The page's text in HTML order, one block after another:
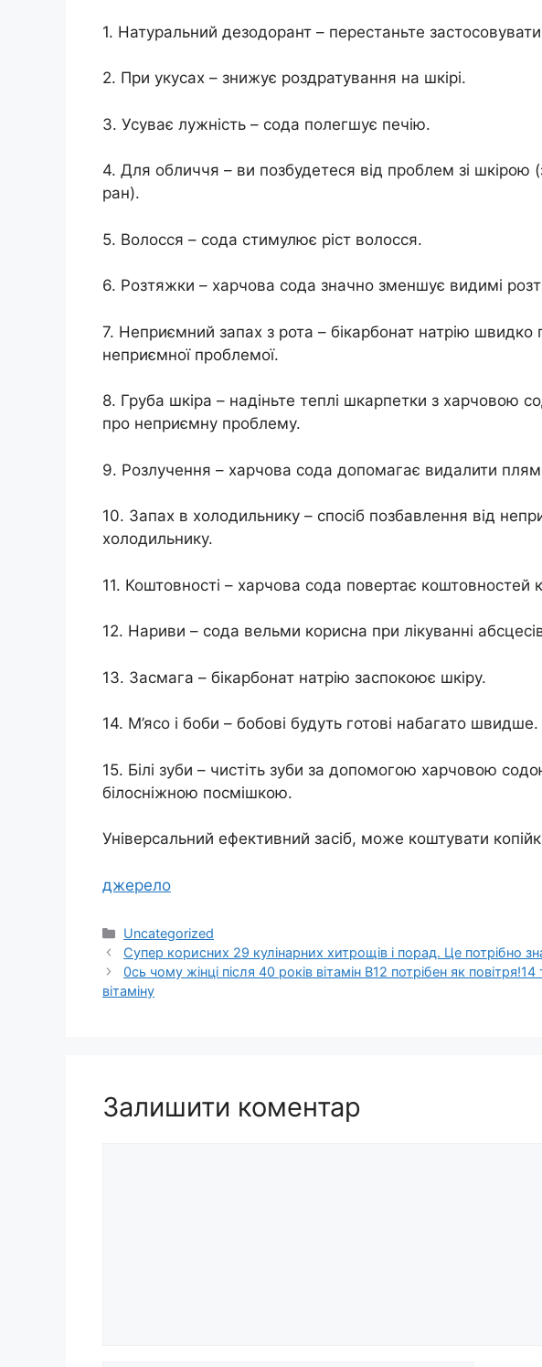
1. Натуральний дезодорант – перестаньте
2. При укусах – знижує роздратування на шкірі.
3. Усуває лужність – сода полегшує печію.
4. Для обличчя – ви позбудетеся від проблем зі шкірою
ран).
5. Волосся – сода стимулює ріст волосся.
6. Розтяжки – харчова сода значно зменшує видимі
7. Неприємний запах з рота – бікарбонат натрію швидко
неприємної проблемої.
8. Груба шкіра – надіньте теплі шкарпетки з харчовою
про неприємну проблему.
9. Розлучення – харчова сода допомагає видалити
10. Запах в холодильнику – спосіб позбавлення від
холодильнику.
11. Коштовності – харчова сода повертає коштовностей
12. Нариви – сода вельми корисна при лікуванні
13. Засмага – бікарбонат натрію заспокоює шкіру.
14. М’ясо і боби – бобові будуть готові набагато швидше.
15. Білі зуби – чистіть зуби за допомогою харчовою
білосніжною посмішкою.
Універсальний ефективний засіб, може коштувати
джерело
Категорії
Uncategorized
Супер корисних 29 кулінарних хитрощів і порад. Це потрібно
0сь чому жінці після 40 років вітамін В12 потрібен як
вітаміну
Залишити коментар